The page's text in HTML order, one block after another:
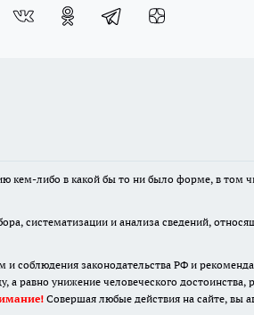
кем-либо в какой бы то ни было форме, в том
систематизации и анализа сведений,
соблюдения законодательства РФ и
равно унижение человеческого достоинства,
Совершая любые действия на сайте, вы